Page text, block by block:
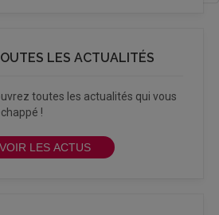
LES ACTUALITÉS
toutes les actualités qui vous
!
VOIR LES ACTUS